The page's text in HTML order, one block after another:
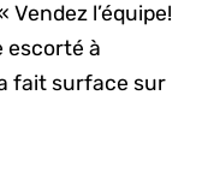
l’équipe!
escorté à
fait surface sur